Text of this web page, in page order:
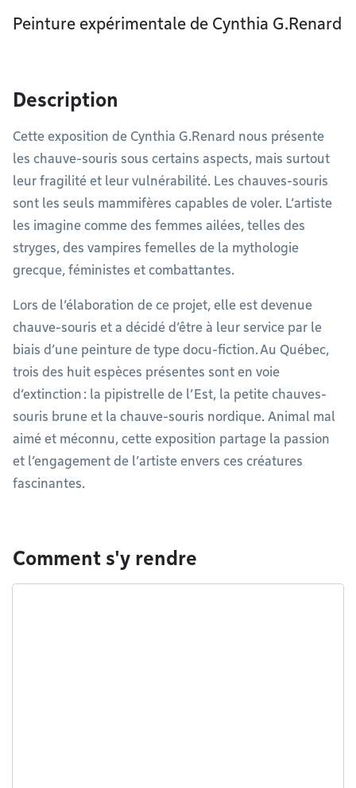
Peinture expérimentale de Cynthia G.Renard
Description
Cette exposition de Cynthia G.Renard nous présente
les chauve-souris sous certains aspects, mais surtout
leur fragilité et leur vulnérabilité. Les chauves-souris
sont les seuls mammifères capables de voler. L’artiste
les imagine comme des femmes ailées, telles des
stryges, des vampires femelles de la mythologie
grecque, féministes et combattantes.
Lors de l’élaboration de ce projet, elle est devenue
chauve-souris et a décidé d’être à leur service par le
biais d’une peinture de type docu-fiction. Au Québec,
trois des huit espèces présentes sont en voie
d’extinction : la pipistrelle de l’Est, la petite chauves-
souris brune et la chauve-souris nordique. Animal mal
aimé et méconnu, cette exposition partage la passion
et l’engagement de l’artiste envers ces créatures
fascinantes.
Comment s'y rendre